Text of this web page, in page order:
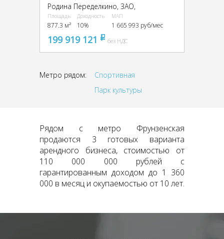
Родина Переделкино, ЗАО,
Площадь
877.3 м²
Доходность
10%
МАП
1 665 993 руб/мес
199 919 121 pуббез НДС
Метро рядом:
Спортивная
Парк культуры
Рядом с метро Фрунзенская
продаются 3 готовых варианта
арендного бизнеса, стоимостью от
110 000 000 рублей с
гарантированным доходом до 1 360
000 в месяц и окупаемостью от 10 лет.